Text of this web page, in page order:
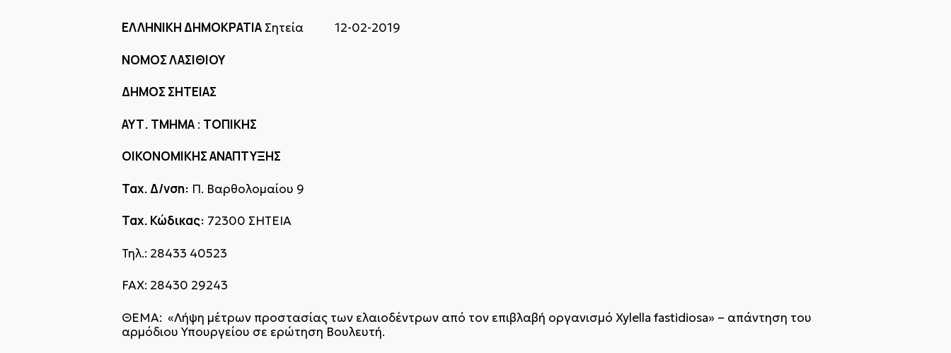
ΕΛΛΗΝΙΚΗ ΔΗΜΟΚΡΑΤΙΑ Σητεία 12-02-2019
ΝΟΜΟΣ ΛΑΣΙΘΙΟΥ
ΔΗΜΟΣ ΣΗΤΕΙΑΣ
ΑΥΤ. ΤΜΗΜΑ : ΤΟΠΙΚΗΣ
ΟΙΚΟΝΟΜΙΚΗΣ ΑΝΑΠΤΥΞΗΣ
Ταχ. Δ/νση: Π. Βαρθολομαίου 9
Ταχ. Κώδικας: 72300 ΣΗΤΕΙΑ
Τηλ.: 28433 40523
FAX: 28430 29243
ΘΕΜΑ: «Λήψη μέτρων προστασίας των ελαιοδέντρων από τον επιβλαβή οργανισμό Xylella fastidiosa» – απάντηση του
αρμόδιου Υπουργείου σε ερώτηση Βουλευτή.